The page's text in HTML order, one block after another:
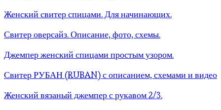
Женский свитер спицами. Для начинающих.
Свитер оверсайз. Описание, фото, схемы.
Джемпер женский спицами простым узором.
Свитер РУБАН (RUBAN) с описанием, схемами и видео
Женский вязаный джемпер с рукавом 2/3.